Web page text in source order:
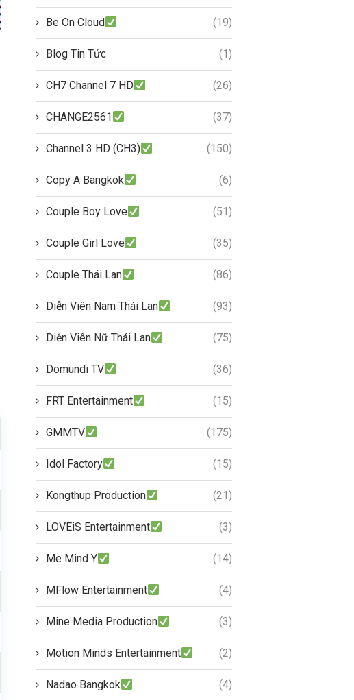
Be On Cloud (19)
Blog Tin Tức (1)
CH7 Channel 7 HD (26)
CHANGE2561 (37)
Channel 3 HD (CH3) (150)
Copy A Bangkok (6)
Couple Boy Love (51)
Couple Girl Love (35)
Couple Thái Lan (86)
Diễn Viên Nam Thái Lan (93)
Diễn Viên Nữ Thái Lan (75)
Domundi TV (36)
FRT Entertainment (15)
GMMTV (175)
Idol Factory (15)
Kongthup Production (21)
LOVEiS Entertainment (3)
Me Mind Y (14)
MFlow Entertainment (4)
Mine Media Production (3)
Motion Minds Entertainment (2)
Nadao Bangkok (4)